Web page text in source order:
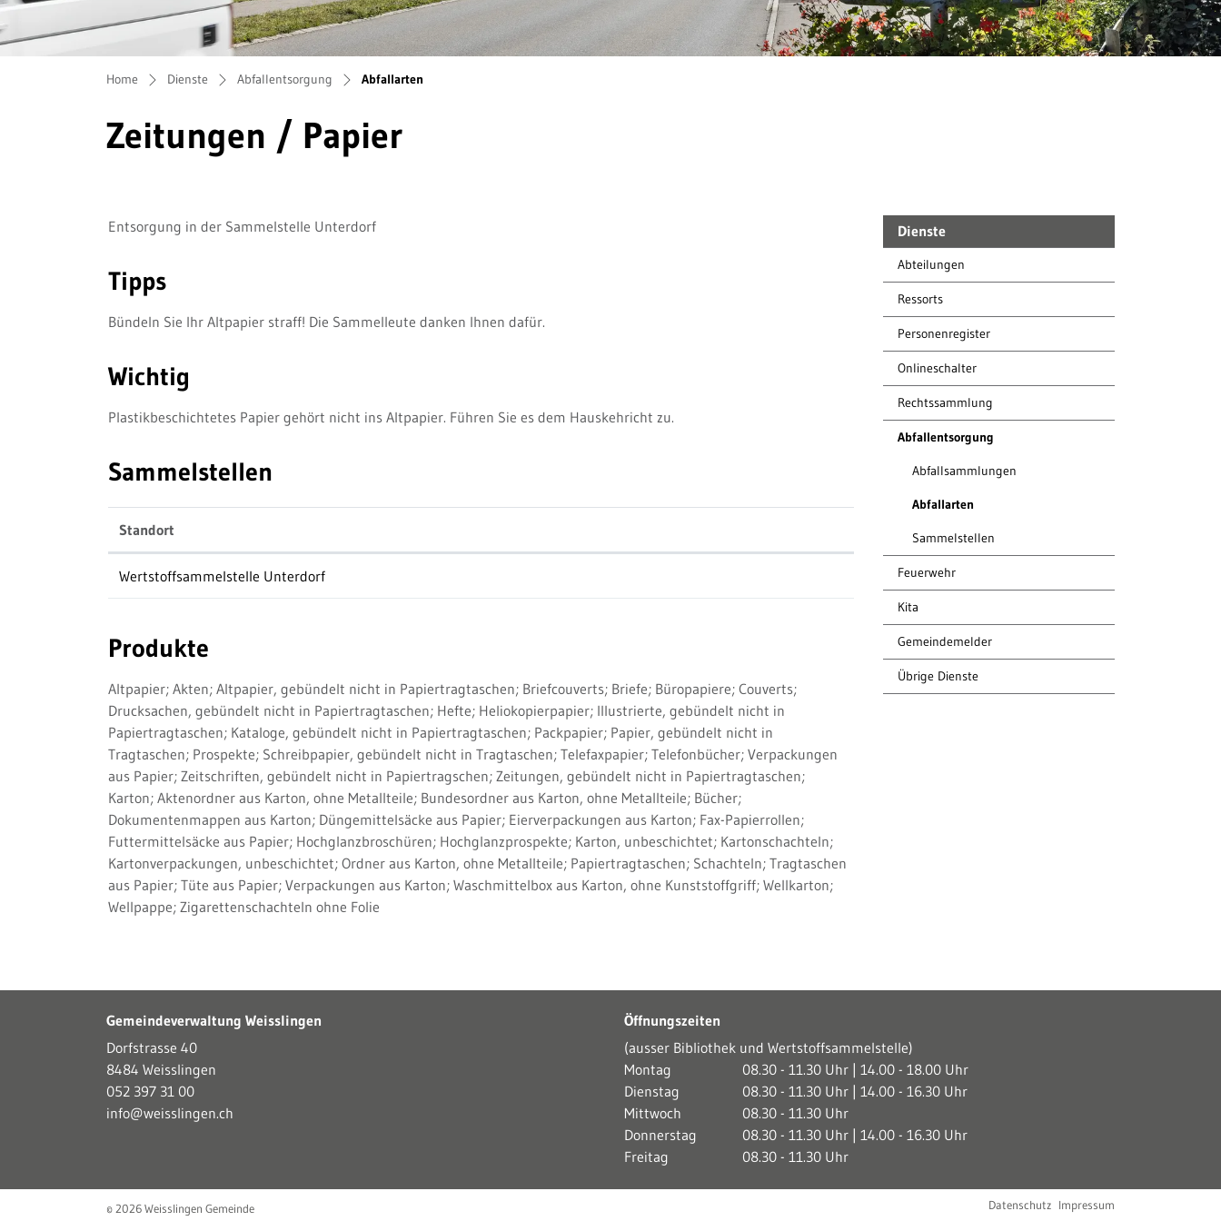
Home Dienste Abfallentsorgung Abfallarten
Zeitungen / Papier
Dienste
Abteilungen
Ressorts
Personenregister
Onlineschalter
Rechtssammlung
Abfallentsorgung
Abfallsammlungen
Abfallarten
(ausgewählt)
Sammelstellen
Feuerwehr
Kita
Gemeindemelder
Übrige Dienste
Entsorgung in der Sammelstelle Unterdorf
Tipps
Bündeln Sie Ihr Altpapier straff! Die Sammelleute danken Ihnen dafür.
Wichtig
Plastikbeschichtetes Papier gehört nicht ins Altpapier. Führen Sie es dem Hauskehricht zu.
Sammelstellen
Standort
Wertstoffsammelstelle Unterdorf
Produkte
Altpapier; Akten; Altpapier, gebündelt nicht in Papiertragtaschen; Briefcouverts; Briefe; Büropapiere; Couverts;
Drucksachen, gebündelt nicht in Papiertragtaschen; Hefte; Heliokopierpapier; Illustrierte, gebündelt nicht in
Papiertragtaschen; Kataloge, gebündelt nicht in Papiertragtaschen; Packpapier; Papier, gebündelt nicht in
Tragtaschen; Prospekte; Schreibpapier, gebündelt nicht in Tragtaschen; Telefaxpapier; Telefonbücher; Verpackungen
aus Papier; Zeitschriften, gebündelt nicht in Papiertragschen; Zeitungen, gebündelt nicht in Papiertragtaschen;
Karton; Aktenordner aus Karton, ohne Metallteile; Bundesordner aus Karton, ohne Metallteile; Bücher;
Dokumentenmappen aus Karton; Düngemittelsäcke aus Papier; Eierverpackungen aus Karton; Fax-Papierrollen;
Futtermittelsäcke aus Papier; Hochglanzbroschüren; Hochglanzprospekte; Karton, unbeschichtet; Kartonschachteln;
Kartonverpackungen, unbeschichtet; Ordner aus Karton, ohne Metallteile; Papiertragtaschen; Schachteln; Tragtaschen
aus Papier; Tüte aus Papier; Verpackungen aus Karton; Waschmittelbox aus Karton, ohne Kunststoffgriff; Wellkarton;
Wellpappe; Zigarettenschachteln ohne Folie
Gemeindeverwaltung Weisslingen
Dorfstrasse 40
8484 Weisslingen
052 397 31 00
info@weisslingen.ch
Öffnungszeiten
(ausser Bibliothek und Wertstoffsammelstelle)
Montag
08.30 - 11.30 Uhr | 14.00 - 18.00 Uhr
Dienstag
08.30 - 11.30 Uhr | 14.00 - 16.30 Uhr
Mittwoch
08.30 - 11.30 Uhr
Donnerstag
08.30 - 11.30 Uhr | 14.00 - 16.30 Uhr
Freitag
08.30 - 11.30 Uhr
© 2026 Weisslingen Gemeinde Datenschutz Impressum